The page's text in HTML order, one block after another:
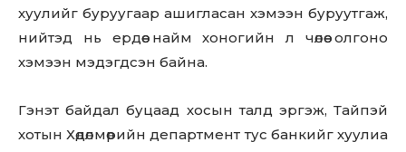
хуулийг буруугаар ашигласан хэмээн буруутгаж,
нийтэд нь ердөө найм хоногийн л чөлөө олгоно
хэмээн мэдэгдсэн байна.
Гэнэт байдал буцаад хосын талд эргэж, Тайпэй
хотын Хөдөлмөрийн департмент тус банкийг хуулиа